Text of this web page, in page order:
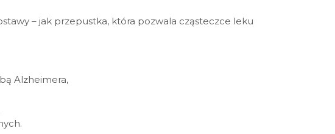
– jak przepustka, która pozwala cząsteczce leku
Alzheimera,